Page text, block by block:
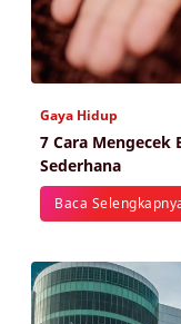
Gaya Hidup
7 Cara Mengecek
Sederhana
Baca